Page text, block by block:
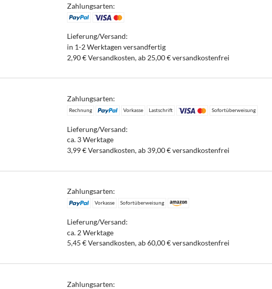
Zahlungsarten:
Lieferung/Versand:
in 1-2 Werktagen versandfertig
2,90 € Versandkosten, ab 25,00 € versandkostenfrei
Zahlungsarten:
Rechnung Vorkasse Lastschrift Sofortüberweisung
Lieferung/Versand:
ca. 3 Werktage
3,99 € Versandkosten, ab 39,00 € versandkostenfrei
Zahlungsarten:
Vorkasse Sofortüberweisung
Lieferung/Versand:
ca. 2 Werktage
5,45 € Versandkosten, ab 60,00 € versandkostenfrei
Zahlungsarten: